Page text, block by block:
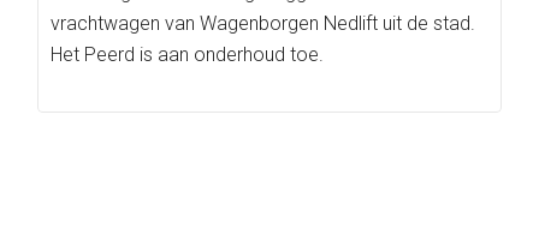
vrachtwagen van Wagenborgen Nedlift uit de stad.
Het Peerd is aan onderhoud toe.